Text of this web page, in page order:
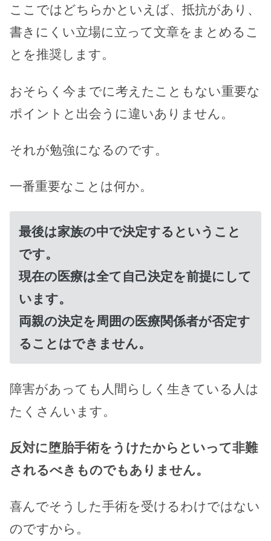
ここではどちらかといえば、抵抗があり、
書きにくい立場に立って文章をまとめるこ
とを推奨します。
おそらく今までに考えたこともない重要な
ポイントと出会うに違いありません。
それが勉強になるのです。
一番重要なことは何か。
最後は家族の中で決定するということ
です。
現在の医療は全て自己決定を前提にして
います。
両親の決定を周囲の医療関係者が否定す
ることはできません。
障害があっても人間らしく生きている人は
たくさんいます。
反対に堕胎手術をうけたからといって非難
されるべきものでもありません。
喜んでそうした手術を受けるわけではない
のですから。